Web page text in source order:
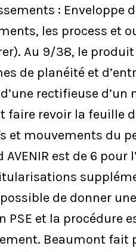
: Enveloppe
les process et
Au 9/38, le
de planéité et
rectifieuse
faire revoir la feuille
et mouvements du
AVENIR est de 6
de donner
PSE et la procédure
Beaumont fait